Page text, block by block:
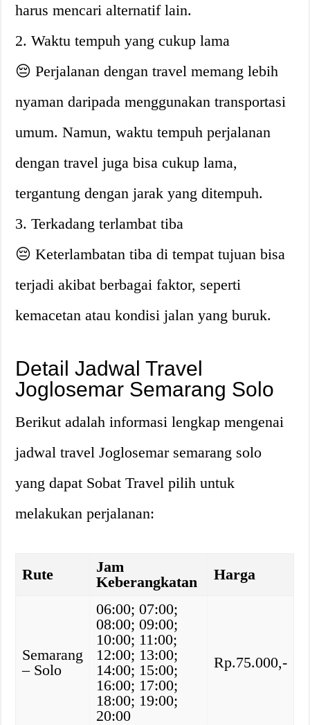
harus mencari alternatif lain.
2. Waktu tempuh yang cukup lama
😔 Perjalanan dengan travel memang lebih
nyaman daripada menggunakan transportasi
umum. Namun, waktu tempuh perjalanan
dengan travel juga bisa cukup lama,
tergantung dengan jarak yang ditempuh.
3. Terkadang terlambat tiba
😔 Keterlambatan tiba di tempat tujuan bisa
terjadi akibat berbagai faktor, seperti
kemacetan atau kondisi jalan yang buruk.
Detail Jadwal Travel
Joglosemar Semarang Solo
Berikut adalah informasi lengkap mengenai
jadwal travel Joglosemar semarang solo
yang dapat Sobat Travel pilih untuk
melakukan perjalanan:
Rute
Jam
Keberangkatan
Harga
Semarang
– Solo
06:00; 07:00;
08:00; 09:00;
10:00; 11:00;
12:00; 13:00;
14:00; 15:00;
16:00; 17:00;
18:00; 19:00;
20:00
Rp.75.000,-